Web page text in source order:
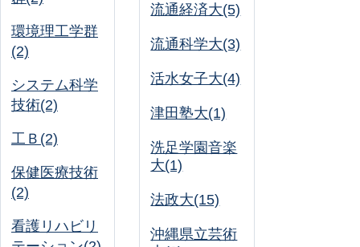
環境理工学群
(2)
システム科学
技術(2)
工Ｂ(2)
保健医療技術
(2)
看護リハビリ
流通経済大(5)
流通科学大(3)
活水女子大(4)
津田塾大(1)
洗足学園音楽
大(1)
法政大(15)
沖縄県立芸術